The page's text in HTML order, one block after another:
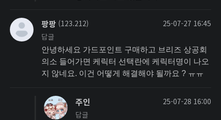
팡팡 (123.212)
25-07-27 16:45
답글
안녕하세요 가드포인트 구매하고 브리즈 상공회
의소 들어가면 케릭터 선택란에 케릭터명이 나오
지 않네요. 이건 어떻게 해결해야 될까요 ? ㅠㅠ
주인
25-07-28 16:00
답글